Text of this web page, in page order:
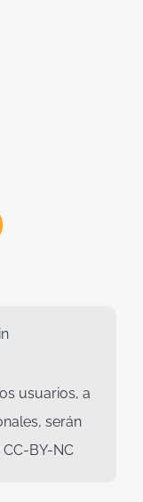
usuarios, a
serán
BY-NC